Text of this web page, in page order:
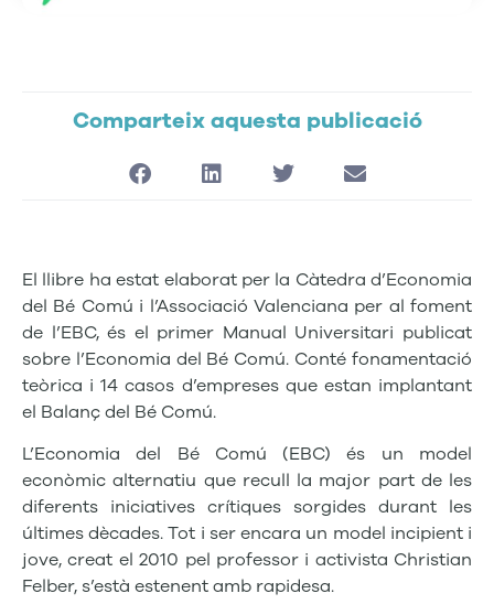
Comparteix aquesta publicació
El llibre ha estat elaborat per la Càtedra d’Economia
del Bé Comú i l’Associació Valenciana per al foment
de l’EBC, és el primer Manual Universitari publicat
sobre l’Economia del Bé Comú. Conté fonamentació
teòrica i 14 casos d’empreses que estan implantant
el Balanç del Bé Comú.
L’Economia del Bé Comú (EBC) és un model
econòmic alternatiu que recull la major part de les
diferents iniciatives crítiques sorgides durant les
últimes dècades. Tot i ser encara un model incipient i
jove, creat el 2010 pel professor i activista Christian
Felber, s’està estenent amb rapidesa.